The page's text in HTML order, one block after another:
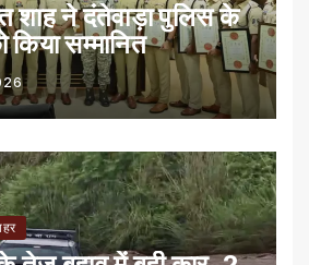
शाह ने दंतेवाड़ा पुलिस के
किया सम्मानित